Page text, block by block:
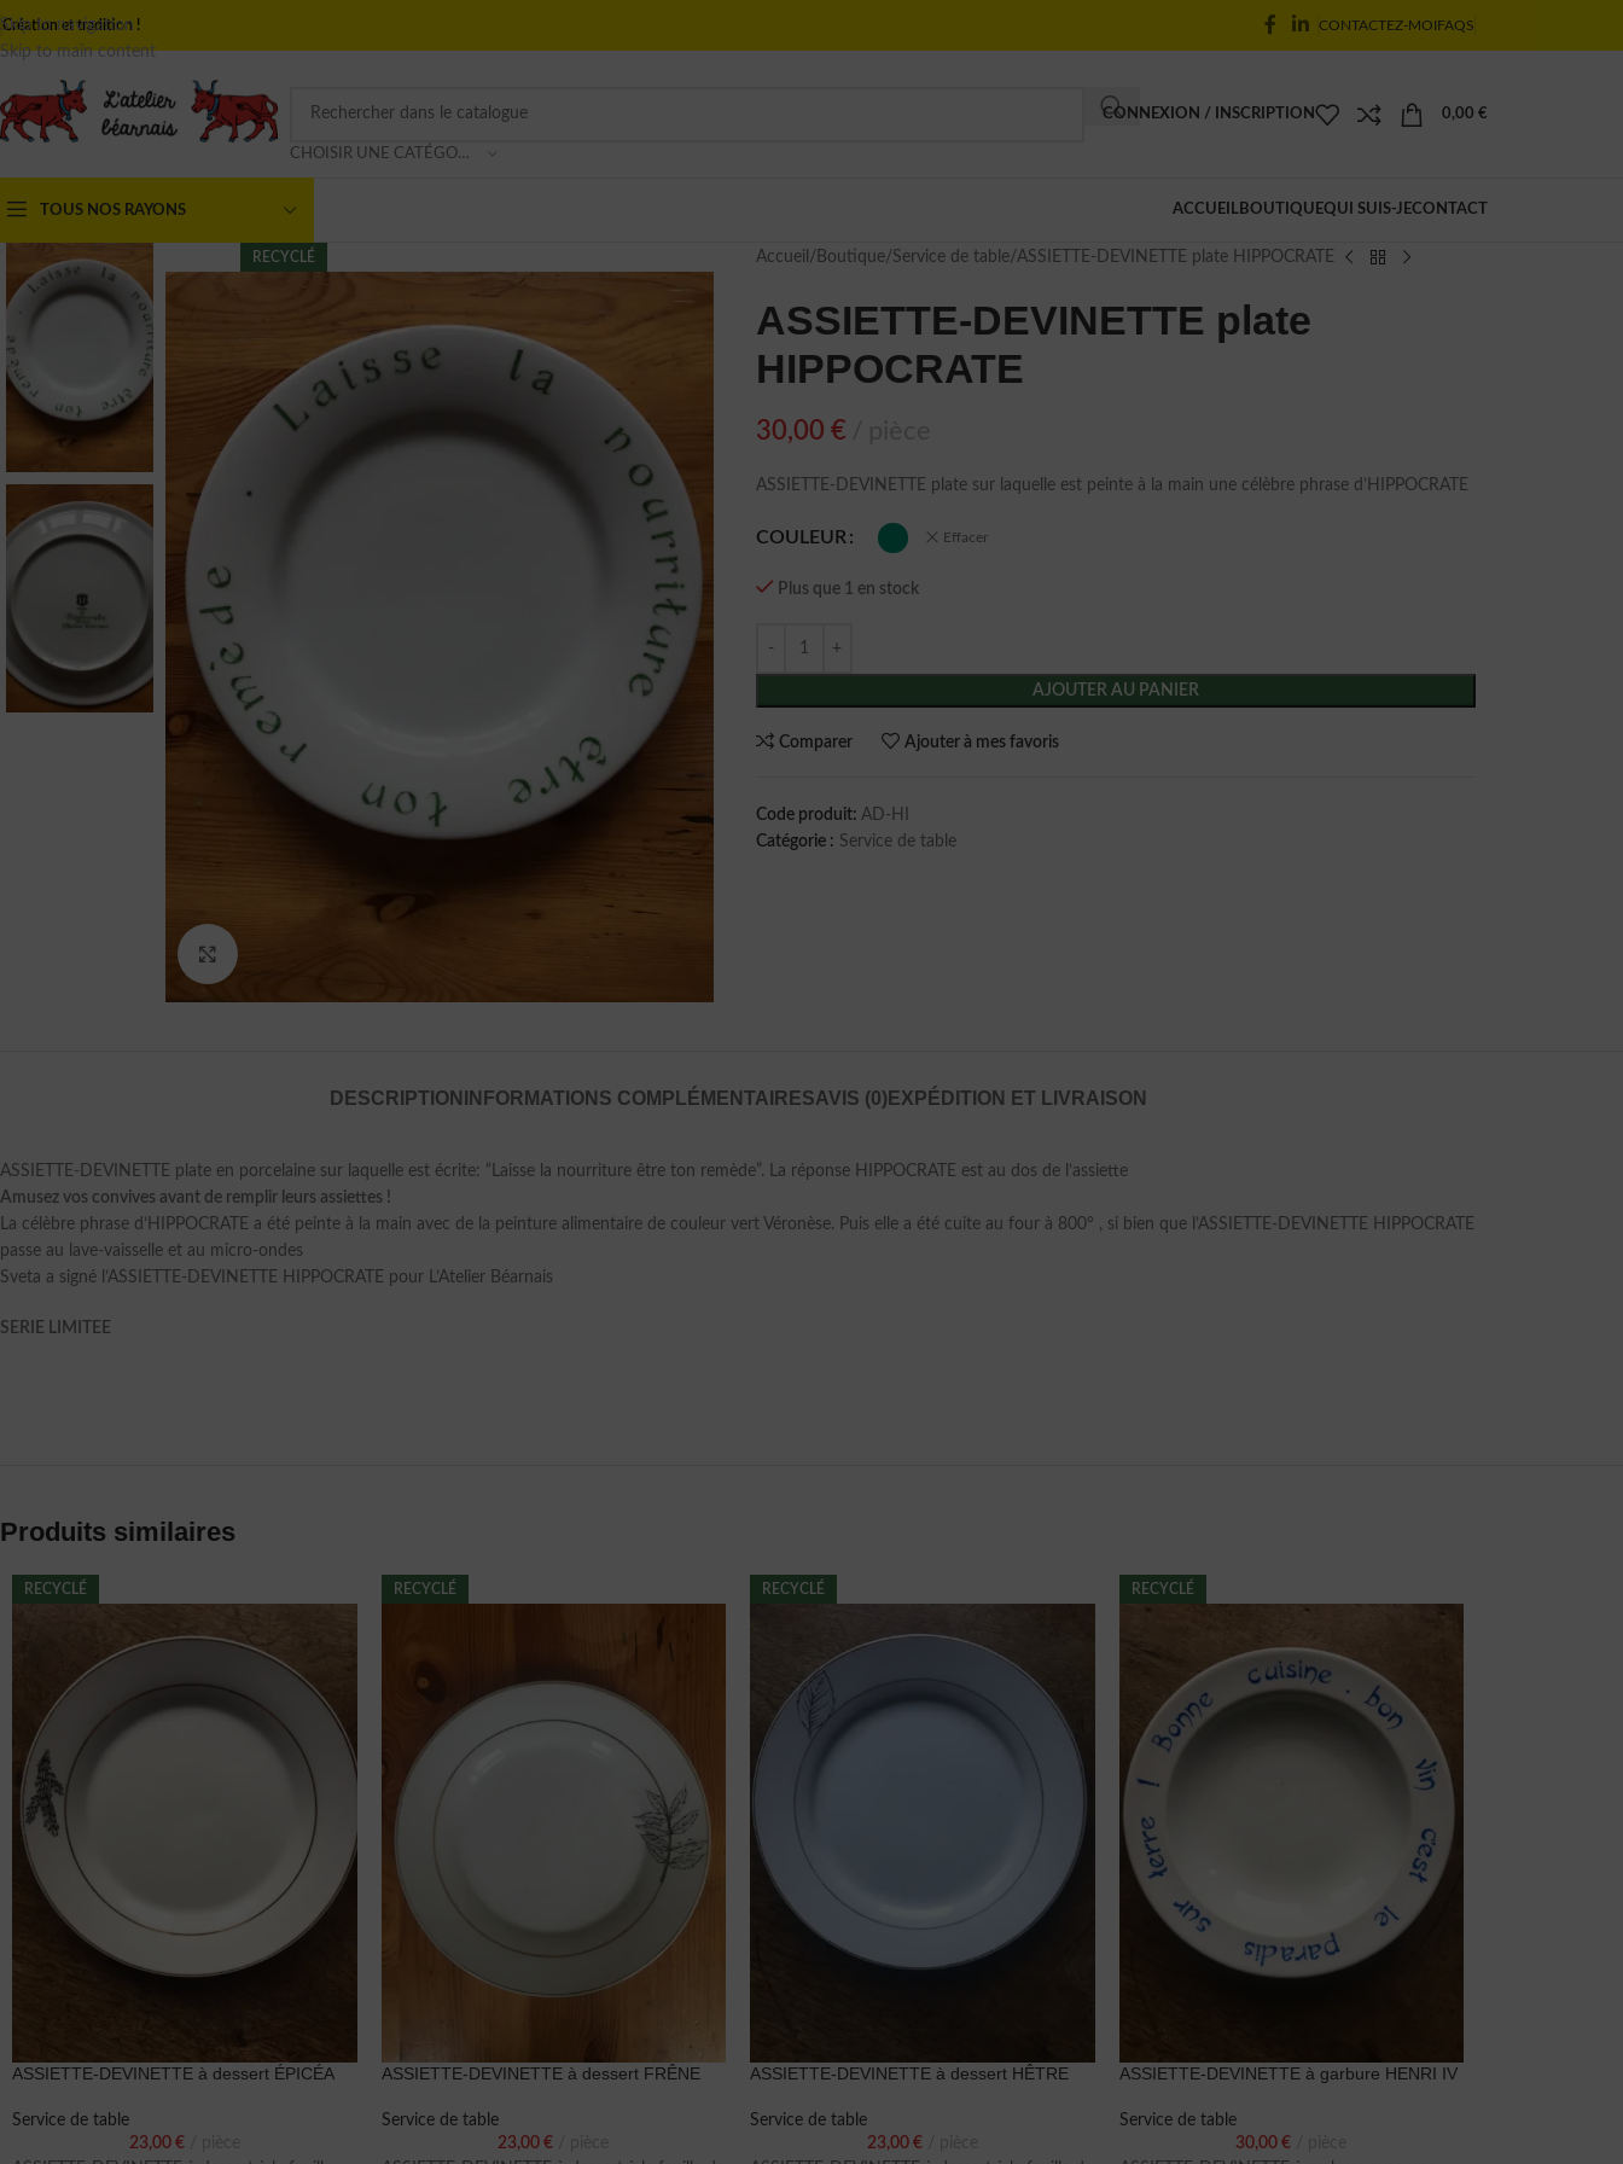
Skip to navigation
Skip to main content
Création et tradition ! CONTACTEZ-MOIFAQS
CHOISIR UNE CATÉGORIE
CONNEXION / INSCRIPTION 0,00 €
TOUS NOS RAYONS ACCUEIL BOUTIQUEQUI SUIS-JECONTACT
RECYCLÉ Accueil Boutique Service de table ASSIETTE-DEVINETTE plate HIPPOCRATE
ASSIETTE-DEVINETTE plate
HIPPOCRATE
30,00 €
ASSIETTE-DEVINETTE plate sur laquelle est peinte à la main une célèbre phrase d’HIPPOCRATE
COULEUR Effacer
Plus que 1 en stock
AJOUTER AU PANIER
Comparer Ajouter à mes favoris
Code produit: AD-HI
Catégorie : Service de table
DESCRIPTION INFORMATIONS COMPLÉMENTAIRESAVIS (0) EXPÉDITION ET LIVRAISON
ASSIETTE-DEVINETTE plate en porcelaine sur laquelle est écrite: “Laisse la nourriture être ton remède”. La réponse HIPPOCRATE est au dos de l’assiette
Amusez vos convives avant de remplir leurs assiettes !
La célèbre phrase d’HIPPOCRATE a été peinte à la main avec de la peinture alimentaire de couleur vert Véronèse. Puis elle a été cuite au four à 800° , si bien que l’ASSIETTE-DEVINETTE HIPPOCRATE
passe au lave-vaisselle et au micro-ondes
Sveta a signé l’ASSIETTE-DEVINETTE HIPPOCRATE pour L’Atelier Béarnais
SERIE LIMITEE
Produits similaires
RECYCLÉ
ASSIETTE-DEVINETTE à dessert ÉPICÉA
Service de table
23,00 €
RECYCLÉ
ASSIETTE-DEVINETTE à dessert FRÊNE
Service de table
23,00€
RECYCLÉ
ASSIETTE-DEVINETTE à dessert HÊTRE
Service de table
23,00 €
RECYCLÉ
ASSIETTE-DEVINETTE à garbure HENRI IV
Service de table
30,00€